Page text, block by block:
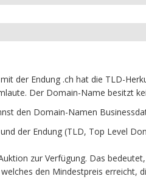
der Endung .ch hat die TLD-
Der Domain-Name besitzt
den Domain-Namen
der Endung (TLD, Top Level
zur Verfügung. Das
den Mindestpreis erreicht,